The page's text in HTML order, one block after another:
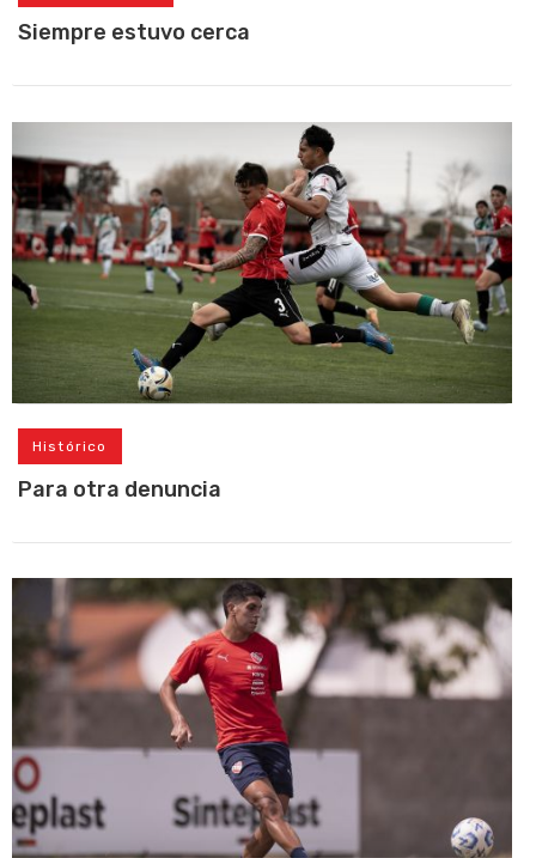
Siempre estuvo cerca
Histórico
Para otra denuncia